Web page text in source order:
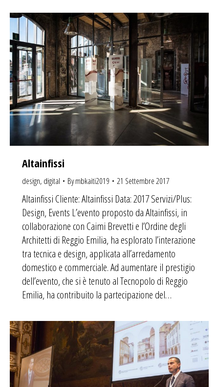
Altainfissi
design, digital Bymbkaiti2019 21 Settembre 2017
Altainfissi Cliente: Altainfissi Data: 2017 Servizi/Plus:
Design, Events L’evento proposto da Altainfissi, in
collaborazione con Caimi Brevetti e l’Ordine degli
Architetti di Reggio Emilia, ha esplorato l’interazione
tra tecnica e design, applicata all’arredamento
domestico e commerciale. Ad aumentare il prestigio
dell’evento, che si è tenuto al Tecnopolo di Reggio
Emilia, ha contribuito la partecipazione del…